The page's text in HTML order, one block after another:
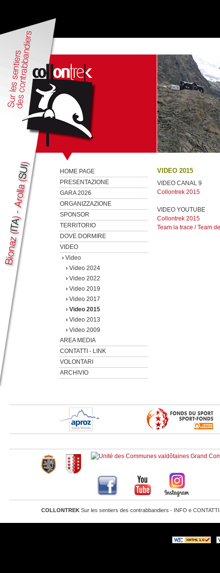
HOME PAGE
PRESENTAZIONE
GARA 2026
ORGANIZZAZIONE
SPONSOR
TERRITORIO
DOVE DORMIRE
VIDEO
› Video
› Video 2024
› Video 2022
› Video 2019
› Video 2017
› Video 2015
› Video 2013
› Video 2009
AREA MEDIA
CONTATTI - LINK
VOLONTARI
ARCHIVIO
VIDEO 2015
VIDEO CANAL 9
Collontrek 2015
VIDEO YOUTUBE
Collontrek 2015
Team la trace / Team
COLLONTREK Sur les sentiers des contrabbandiers - INFO e